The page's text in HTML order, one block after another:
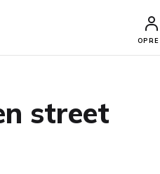
street